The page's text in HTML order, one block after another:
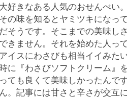
好きなある人気のおせんべい
の味を知るとヤミツキになっ
そうです。そこまでの美味し
きません。それを始めた人っ
イスにわさびも相当イイみた
に『わさびソフトクリーム』
ても良くて美味しかったんで
。記事には甘さと辛さが交互